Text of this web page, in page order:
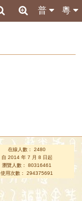
粵
普
在線人數： 2480
自 2014 年 7 月 8 日起
瀏覽人數： 80316461
使用次數： 294375691